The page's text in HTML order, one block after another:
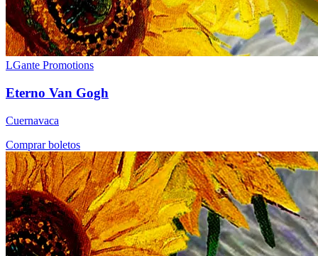
LGante Promotions
Eterno Van Gogh
Cuernavaca
Comprar boletos